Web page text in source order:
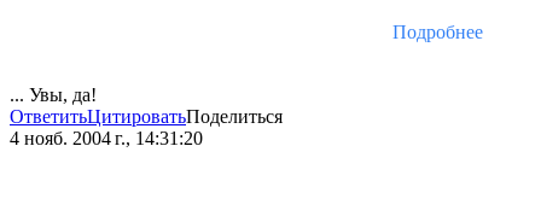
Подробнее
... Увы, да!
ОтветитьЦитироватьПоделиться
4 нояб. 2004 г., 14:31:20